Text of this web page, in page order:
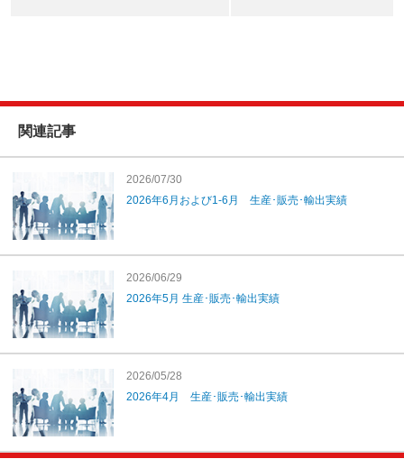
関連記事
2026/07/30
2026年6月および1-6月 生産･販売･輸出実績
2026/06/29
2026年5月 生産･販売･輸出実績
2026/05/28
2026年4月 生産･販売･輸出実績